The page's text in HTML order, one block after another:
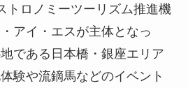
トロノミーツーリズム推進機
アイ・エスが主体となっ
である日本橋・銀座エリア
験や流鏑馬などのイベント